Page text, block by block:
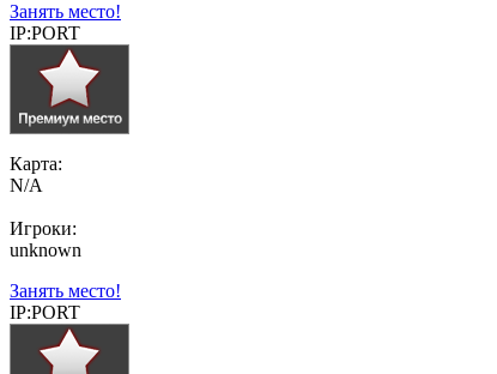
Занять место!
IP:PORT
Карта:
N/A
Игроки:
unknown
Занять место!
IP:PORT